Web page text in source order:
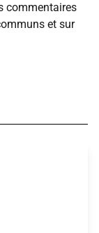
commentaires
et sur